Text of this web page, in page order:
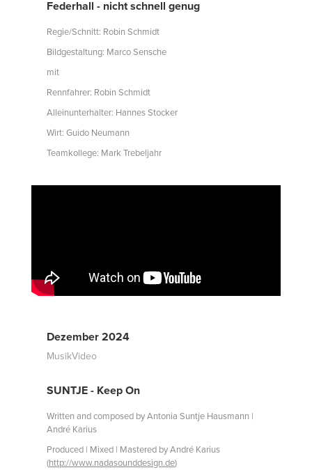
Federhall - nicht schnell genug
Regie/Schnitt: Robin Schmidt
Bildgestaltung: Marco Sensche
mit
Rennfahrer: Robin Schmidt
Alleinunterhalter: Hannes Stocker
Wirt: Guido Neumann
Teamkollege: Mark Trebeljahr
Dezember 2024
MusikVideo
SUNTJE - Keep On
Written and composed by Antonia Suntje Hausmann |
André Karius
Produced | Mixed | Mastered by André Karius
(http://www.nadasounddesign.de)